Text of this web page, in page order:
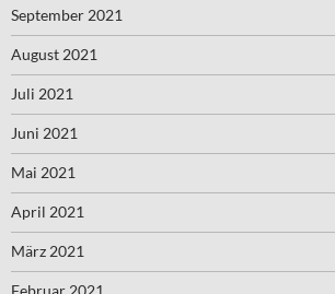
September 2021
August 2021
Juli 2021
Juni 2021
Mai 2021
April 2021
März 2021
Februar 2021